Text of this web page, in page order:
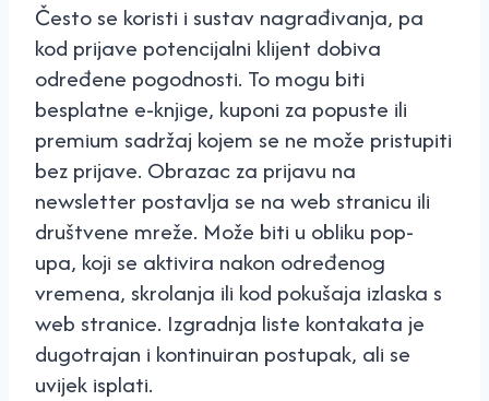
Često se koristi i sustav nagrađivanja, pa
kod prijave potencijalni klijent dobiva
određene pogodnosti. To mogu biti
besplatne e-knjige, kuponi za popuste ili
premium sadržaj kojem se ne može pristupiti
bez prijave. Obrazac za prijavu na
newsletter postavlja se na web stranicu ili
društvene mreže. Može biti u obliku pop-
upa, koji se aktivira nakon određenog
vremena, skrolanja ili kod pokušaja izlaska s
web stranice. Izgradnja liste kontakata je
dugotrajan i kontinuiran postupak, ali se
uvijek isplati.